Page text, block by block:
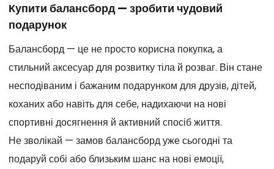
Купити балансборд — зробити чудовий
подарунок
Балансборд — це не просто корисна покупка, а
стильний аксесуар для розвитку тіла й розваг. Він стане
несподіваним і бажаним подарунком для друзів, дітей,
коханих або навіть для себе, надихаючи на нові
спортивні досягнення й активний спосіб життя.
Не зволікай — замов балансборд уже сьогодні та
подаруй собі або близьким шанс на нові емоції,